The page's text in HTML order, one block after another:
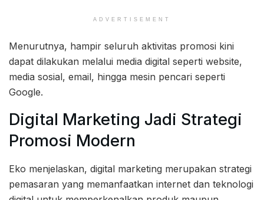
ADVERTISEMENT
Menurutnya, hampir seluruh aktivitas promosi kini
dapat dilakukan melalui media digital seperti website,
media sosial, email, hingga mesin pencari seperti
Google.
Digital Marketing Jadi Strategi
Promosi Modern
Eko menjelaskan, digital marketing merupakan strategi
pemasaran yang memanfaatkan internet dan teknologi